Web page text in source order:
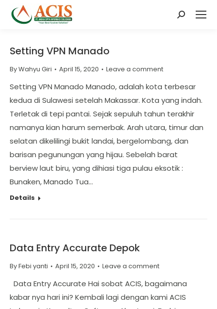
Search:
Setting VPN Manado
ByWahyu Giri April 15, 2020 Leave a comment
Setting VPN Manado Manado, adalah kota terbesar
kedua di Sulawesi setelah Makassar. Kota yang indah.
Terletak di tepi pantai. Sejak sepuluh tahun terakhir
namanya kian harum semerbak. Arah utara, timur dan
selatan dikelilingi bukit landai, bergelombang, dan
barisan pegunungan yang hijau. Sebelah barat
berview laut biru, yang dihiasi tiga pulau eksotik :
Bunaken, Manado Tua…
Details
Data Entry Accurate Depok
ByFebi yanti April 15, 2020 Leave a comment
Data Entry Accurate Hai sobat ACIS, bagaimana
kabar nya hari ini? Kembali lagi dengan kami ACIS